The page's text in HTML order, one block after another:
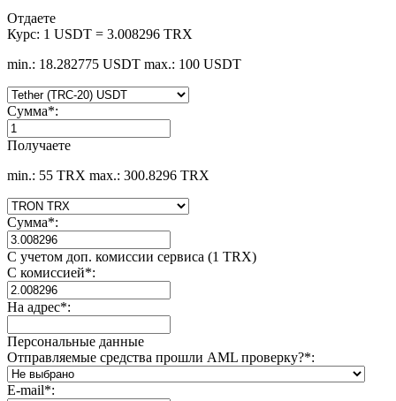
Отдаете
Курс: 1 USDT = 3.008296 TRX
min.: 18.282775 USDT max.: 100 USDT
Сумма*:
Получаете
min.: 55 TRX max.: 300.8296 TRX
Сумма*:
С учетом доп. комиссии сервиса (1 TRX)
С комиссией*:
На адрес*:
Персональные данные
Отправляемые средства прошли AML проверку?*:
E-mail*: